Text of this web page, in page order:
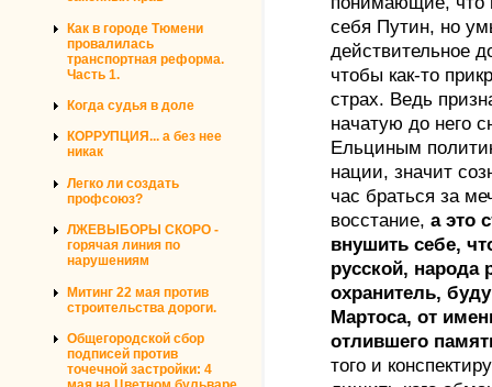
Как в городе Тюмени
провалилась
транспортная реформа.
Часть 1.
Когда судья в доле
КОРРУПЦИЯ... а без нее
никак
Легко ли создать
профсоюз?
ЛЖЕВЫБОРЫ СКОРО -
горячая линия по
нарушениям
Митинг 22 мая против
строительства дороги.
Общегородской сбор
подписей против
точечной застройки: 4
себя Путин, но
действительное
чтобы как-то
страх. Ведь
начатую до него
Ельциным
нации, значит
час браться за
восстание, а это
внушить себе,
русской, народа
охранитель,
Мартоса, от
отлившего
того и